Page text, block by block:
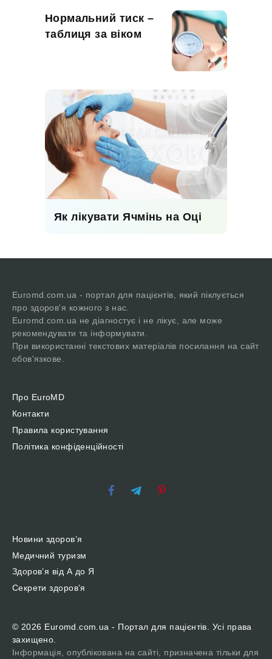
Нормальний тиск –
таблиця за віком
Як лікувати Ячмінь на Оці
Euromd.com.ua - портал для пацієнтів, який піклується
про здоров'я кожного з нас.
Euromd.com.ua не діагностує і не лікує, але може
рекомендувати та інформувати.
При використанні текстових матеріалів посилання на сайт
обов'язкове.
Про EuroMD
Контакти
Правила користування
Політика конфіденційності
Новини здоров’я
Медичний туризм
Здоров’я від А до Я
Секрети здоров’я
© 2026 Euromd.com.ua - Портал для пацієнтів. Усі права
захищено.
Інформація, опублікована на сайті, призначена тільки для